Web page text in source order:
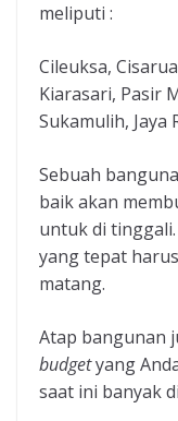
meliputi :
Cileuksa,
Kiarasari, Pasir
Sukamulih, Jaya
Sebuah
baik akan
untuk di
yang tepat
matang.
Atap bangunan
budgetyang
saat ini banyak